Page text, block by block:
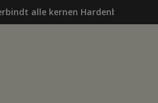
alle kernen Hardenberg